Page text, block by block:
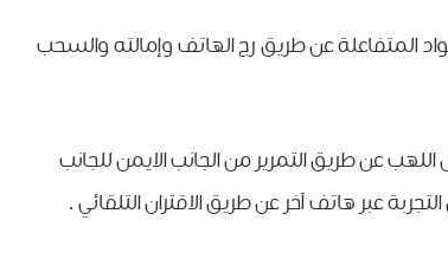
ﺍﻟﻤﺘﻔﺎﻋﻠﺔ عن طريق ﺭﺝ ﺍﻟﻬﺎﺗﻒ ﻭﺇﻣﺎﻟﺘﻪ ﻭﺍﻟﺴﺤﺐ
ﻋﻦ ﻃﺮﻳﻖ ﺍﻟﺘﻤﺮﻳﺮ ﻣﻦ ﺍﻟﺠﺎﻧﺐ ﺍﻻﻳﻤﻦ ﻟﻠﺠﺎﻧﺐ
ﻋﺒﺮ ﻫﺎﺗﻒ ﺁﺧﺮ ﻋﻦ ﻃﺮﻳﻖ ﺍﻻﻗﺘﺮﺍﻥ ﺍﻟﺘﻠﻘﺎﺋﻲ .